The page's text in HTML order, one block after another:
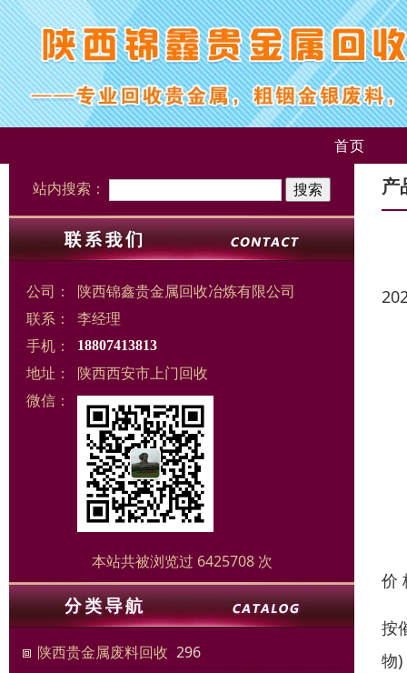
首页
站内搜索：
公司：
陕西锦鑫贵金属回收冶炼有限公司
联系：
李经理
手机：
18807413813
地址：
陕西西安市上门回收
微信：
本站共被浏览过 6425708 次
陕西贵金属废料回收 296
产
价
按
物